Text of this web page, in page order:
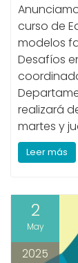
curso de
modelos
Desafíos
realizará
martes y
Leer más
2
May
2025